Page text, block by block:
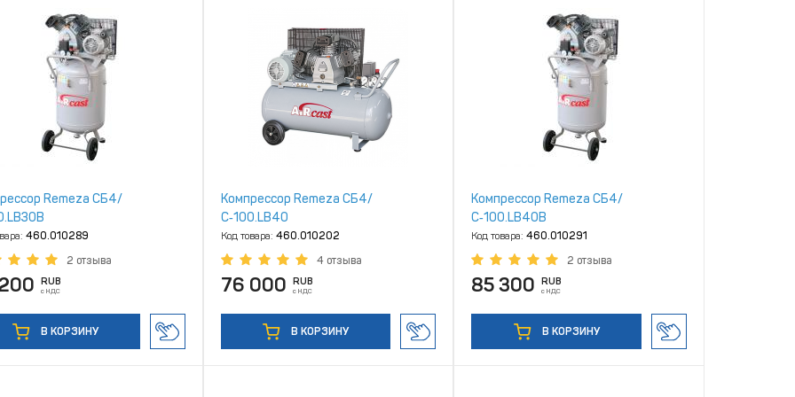
Remeza СБ4/
460.010289
2 отзыва
RUB
с НДС
В КОРЗИНУ
Компрессор Remeza СБ4/
С‑100.LB40
Код товара: 460.010202
4 отзыва
76 000 RUB
с НДС
В КОРЗИНУ
Компрессор Remeza СБ4/
С‑100.LB40В
Код товара:460.010291
2 отзыва
85 300 RUB
с НДС
В КОРЗИНУ